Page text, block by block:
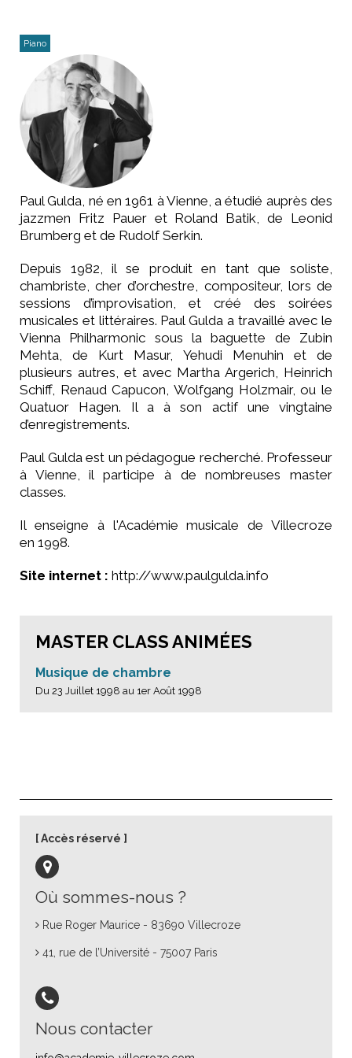
Piano
Paul Gulda, né en 1961 à Vienne, a étudié auprès des
jazzmen Fritz Pauer et Roland Batik, de Leonid
Brumberg et de Rudolf Serkin.
Depuis 1982, il se produit en tant que soliste,
chambriste, cher d’orchestre, compositeur, lors de
sessions d’improvisation, et créé des soirées
musicales et littéraires. Paul Gulda a travaillé avec le
Vienna Philharmonic sous la baguette de Zubin
Mehta, de Kurt Masur, Yehudi Menuhin et de
plusieurs autres, et avec Martha Argerich, Heinrich
Schiff, Renaud Capucon, Wolfgang Holzmair, ou le
Quatuor Hagen. Il a à son actif une vingtaine
d’enregistrements.
Paul Gulda est un pédagogue recherché. Professeur
à Vienne, il participe à de nombreuses master
classes.
Il enseigne à l'Académie musicale de Villecroze
en 1998.
Site internet : http://www.paulgulda.info
MASTER CLASS ANIMÉES
Musique de chambre
Du 23 Juillet 1998 au 1er Août 1998
Où sommes-nous ?
Rue Roger Maurice - 83690 Villecroze
41, rue de l’Université - 75007 Paris
Nous contacter
Accès réservé